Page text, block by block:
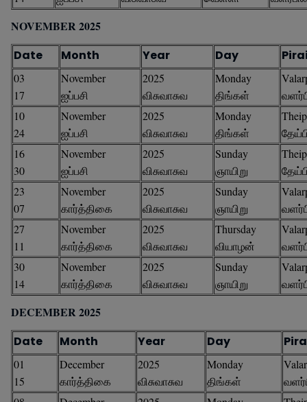
NOVEMBER 2025
Date
Month Year Day
03
17
November
ஐப்பசி
2025
விசுவாசுவ
Monday
திங்கள்
10
24
November
ஐப்பசி
2025
விசுவாசுவ
Monday
திங்கள்
16
30
November
ஐப்பசி
2025
விசுவாசுவ
Sunday
ஞாயிறு
23
07
November
கார்த்திகை
2025
விசுவாசுவ
Sunday
ஞாயிறு
27
11
November
கார்த்திகை
2025
விசுவாசுவ
Thursday
வியாழன்
30
14
November
கார்த்திகை
2025
விசுவாசுவ
Sunday
ஞாயிறு
DECEMBER 2025
Date
Month Year Day
01
15
December
கார்த்திகை
2025
விசுவாசுவ
Monday
திங்கள்